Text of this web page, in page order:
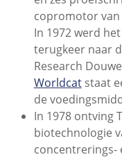
copromotor van
In 1972 werd
terugkeer naar
Research
Worldcatstaat
de
In 1978 ontving
biotechnologie
concentrerings-